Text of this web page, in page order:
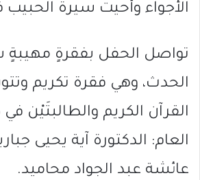
الأجواء وأحيت سيرة
تواصل الحفل بفقرةٍ
الحدث، وهي فقرة تكريم
القرآن الكريم والطالبتَيْن
العام: الدكتورة آية يحيى
عائشة عبد الجواد محاميد.